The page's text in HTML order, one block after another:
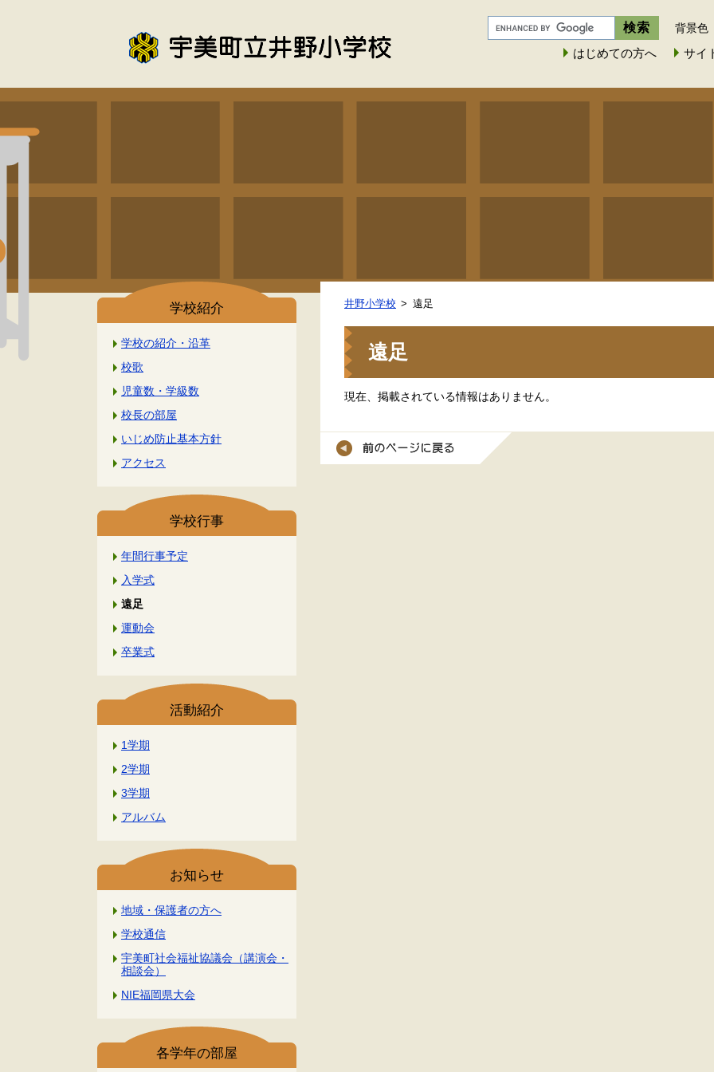
背景色
はじめての方へ サイ
学校紹介
学校の紹介・沿革
校歌
児童数・学級数
校長の部屋
いじめ防止基本方針
アクセス
学校行事
年間行事予定
入学式
遠足
運動会
卒業式
活動紹介
1学期
2学期
3学期
アルバム
お知らせ
地域・保護者の方へ
学校通信
宇美町社会福祉協議会（講演会・
相談会）
NIE福岡県大会
各学年の部屋
井野小学校 遠足
遠足
現在、掲載されている情報はありません。